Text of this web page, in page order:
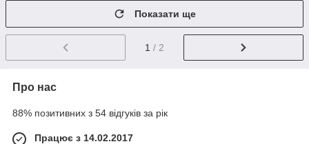
Показати ще
1 / 2
Про нас
88% позитивних з 54 відгуків за рік
Працює з 14.02.2017